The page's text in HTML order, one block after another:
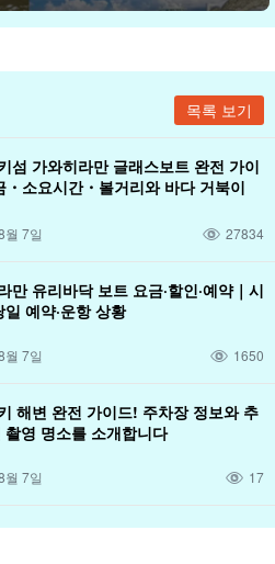
든든한 지원
를 보유하고 있습니다. 천천히 친
목록 보기
섬 가와히라만 글래스보트 완전 가이
・소요시간・볼거리와 바다 거북이
월 7일 27834
만 유리바닥 보트 요금·할인·예약｜시
예약·운항 상황
월 7일 1650
해변 완전 가이드! 주차장 정보와 추
촬영 명소를 소개합니다
월 7일 17